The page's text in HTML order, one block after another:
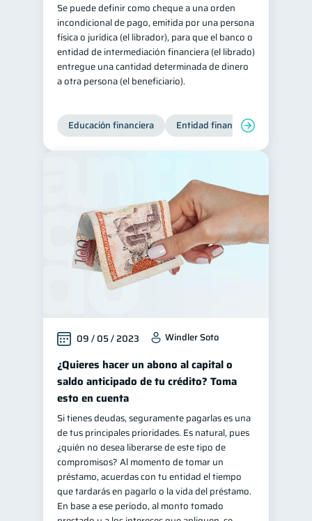
Se puede definir como cheque a una orden
incondicional de pago, emitida por una persona
física o jurídica (el librador), para que el banco o
entidad de intermediación financiera (el librado)
entregue una cantidad determinada de dinero
a otra persona (el beneficiario).
Educación financiera Entidad financiera
09 / 05 / 2023 Windler Soto
¿Quieres hacer un abono al capital o
saldo anticipado de tu crédito? Toma
esto en cuenta
Si tienes deudas, seguramente pagarlas es una
de tus principales prioridades. Es natural, pues
¿quién no desea liberarse de este tipo de
compromisos? Al momento de tomar un
préstamo, acuerdas con tu entidad el tiempo
que tardarás en pagarlo o la vida del préstamo.
En base a ese período, al monto tomado